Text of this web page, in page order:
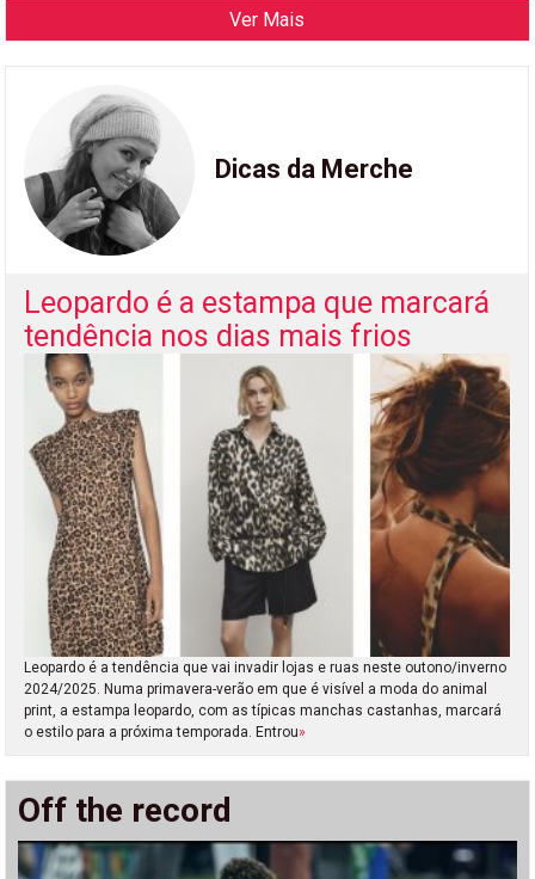
Ver Mais
Dicas da Merche
Leopardo é a estampa que marcará
tendência nos dias mais frios
Leopardo é a tendência que vai invadir lojas e ruas neste outono/inverno
2024/2025. Numa primavera-verão em que é visível a moda do animal
print, a estampa leopardo, com as típicas manchas castanhas, marcará
o estilo para a próxima temporada. Entrou»
Off the record